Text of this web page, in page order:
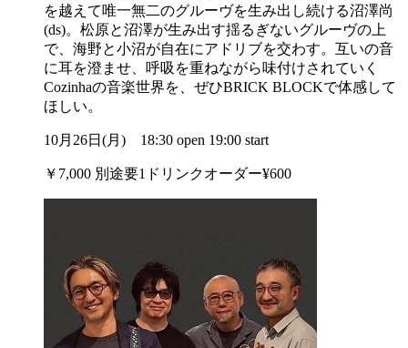
を越えて唯一無二のグルーヴを生み出し続ける沼澤尚
(ds)。松原と沼澤が生み出す揺るぎないグルーヴの上
で、海野と小沼が自在にアドリブを交わす。互いの音
に耳を澄ませ、呼吸を重ねながら味付けされていく
Cozinhaの音楽世界を、ぜひBRICK BLOCKで体感して
ほしい。
10月26日(月) 18:30 open 19:00 start
￥7,000 別途要1ドリンクオーダー¥600